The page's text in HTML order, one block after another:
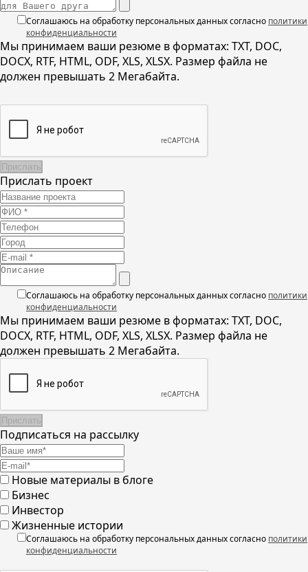
Соглашаюсь на обработку персональных данных согласно политики
конфиденциальности
Мы принимаем ваши резюме в форматах: TXT, DOC,
DOCX, RTF, HTML, ODF, XLS, XLSX. Размер файла не
должен превышать 2 Мегабайта.
Прислать проект
Соглашаюсь на обработку персональных данных согласно политики
конфиденциальности
Мы принимаем ваши резюме в форматах: TXT, DOC,
DOCX, RTF, HTML, ODF, XLS, XLSX. Размер файла не
должен превышать 2 Мегабайта.
Подписаться на рассылку
Новые материалы в блоге
Бизнес
Инвестор
Жизненные истории
Соглашаюсь на обработку персональных данных согласно политики
конфиденциальности